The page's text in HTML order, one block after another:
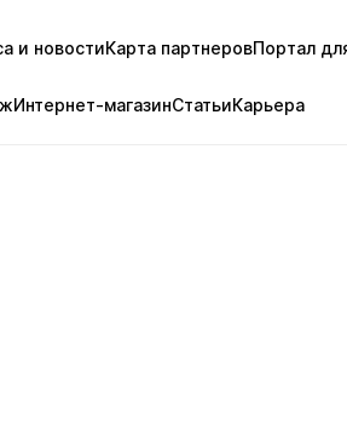
и новостиКарта партнеровПортал
Интернет-магазинСтатьиКарьера